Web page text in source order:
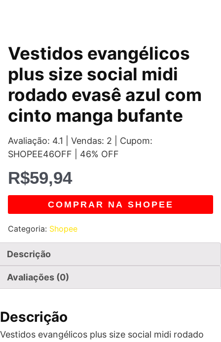
Vestidos evangélicos
plus size social midi
rodado evasê azul com
cinto manga bufante
Avaliação: 4.1 | Vendas: 2 | Cupom:
SHOPEE46OFF | 46% OFF
R$59,94
COMPRAR NA SHOPEE
Categoria: Shopee
Descrição
Avaliações (0)
Descrição
Vestidos evangélicos plus size social midi rodado